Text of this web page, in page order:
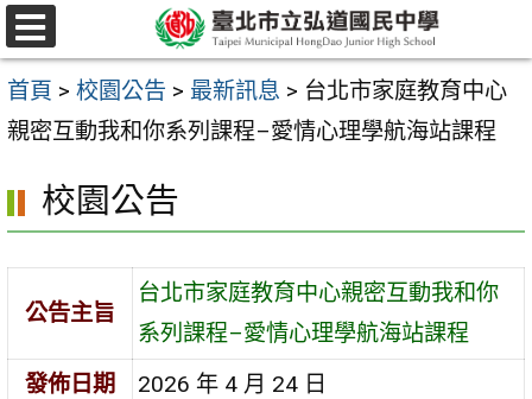
跳
至
主
要
容
區
選
單
首頁 > 校園公告 > 最新訊息 > 台北市家庭教育中心
親密互動我和你系列課程–愛情心理學航海站課程
校園公告
公告主旨
台北市家庭教育中心親密互動我和你
系列課程–愛情心理學航海站課程
發佈日期
2026 年 4 月 24 日